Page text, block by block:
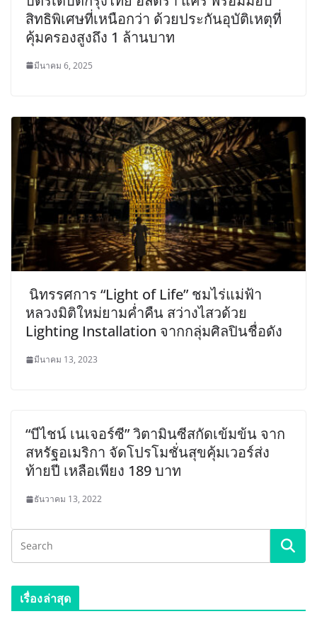
สิทธิพิเศษที่เหนือกว่า ด้วยประกันอุบัติเหตุที่
คุ้มครองสูงถึง 1 ล้านบาท
มีนาคม 6, 2025
นิทรรศการ “Light of Life” ชมไร่แม่ฟ้า
หลวงมิติใหม่ยามค่ำคืน สว่างไสวด้วย
Lighting Installation จากกลุ่มศิลปินชื่อดัง
มีนาคม 13, 2023
“บีไชน์ เนเจอร์ซี” วิตามินซีสกัดเข้มข้น จาก
สหรัฐอเมริกา จัดโปรโมชั่นสุขคุ้มเวอร์ส่ง
ท้ายปี เหลือเพียง 189 บาท
ธันวาคม 13, 2022
เรื่องล่าสุด